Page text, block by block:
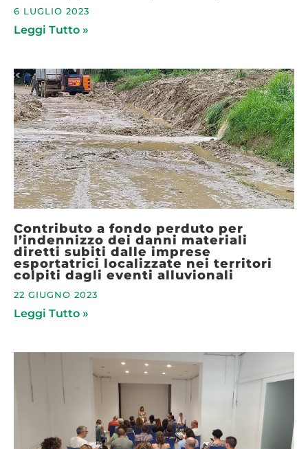
6 LUGLIO 2023
Leggi Tutto »
Contributo a fondo perduto per
l’indennizzo dei danni materiali
diretti subiti dalle imprese
esportatrici localizzate nei territori
colpiti dagli eventi alluvionali
22 GIUGNO 2023
Leggi Tutto »